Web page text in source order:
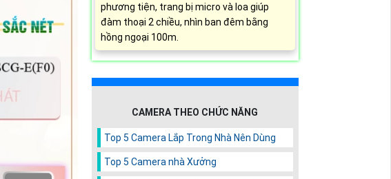
phương tiện, trang bị micro và loa giúp
đàm thoại 2 chiều, nhìn ban đêm bằng
hồng ngoại 100m.
CAMERA THEO CHỨC NĂNG
Top 5 Camera Lắp Trong Nhà Nên Dùng
Top 5 Camera nhà Xưởng